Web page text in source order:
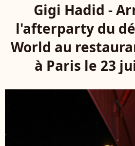
Gigi Hadid -
l'afterparty du
World au
à Paris le 23